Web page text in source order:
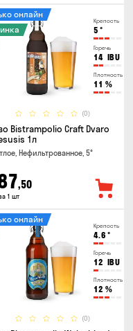
Крепость
5 °
Горечь
14 IBU
Плотность
11 %
(0)
онлайн
Bistrampolio Craft Dvaro
1л
Нефильтрованное, 5°
,50
1 шт
Крепость
4.6 °
Горечь
12 IBU
Плотность
12 %
(0)
онлайн